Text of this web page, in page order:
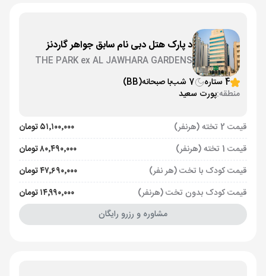
د پارک هتل دبی نام سابق جواهر گاردنز
THE PARK ex AL JAWHARA GARDENS
4 ستاره
7 شب با صبحانه(BB)
منطقه:پورت سعید
قیمت 2 تخته (هرنفر)
۵۱٬۱۰۰٬۰۰۰ تومان
قیمت 1 تخته (هرنفر)
۸۰٬۴۹۰٬۰۰۰ تومان
قیمت کودک با تخت (هر نفر)
۴۷٬۶۹۰٬۰۰۰ تومان
قیمت کودک بدون تخت (هرنفر)
۱۴٬۹۹۰٬۰۰۰ تومان
مشاوره و رزرو رایگان